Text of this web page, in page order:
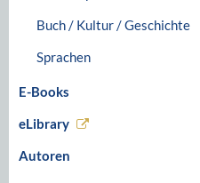
Buch / Kultur / Geschichte
Sprachen
E-Books
eLibrary
Autoren